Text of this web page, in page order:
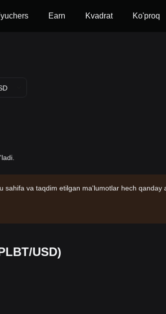
Earn Kvadrat Ko'proq
va taqdim etilgan ma'lumotlar hech
USD)